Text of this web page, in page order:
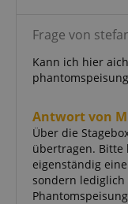
Frage von
Kann ich hier
Antwort von
Über die
übertragen. Bitte
eigenständig
sondern lediglich